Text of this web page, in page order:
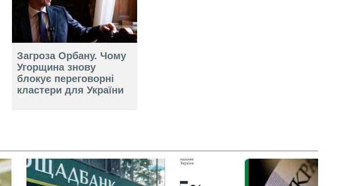
Загроза Орбану. Чому
Угорщина знову
блокує переговорні
кластери для України